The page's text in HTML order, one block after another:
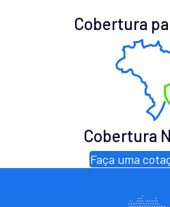
Cobertura
Cobertura
Faça uma